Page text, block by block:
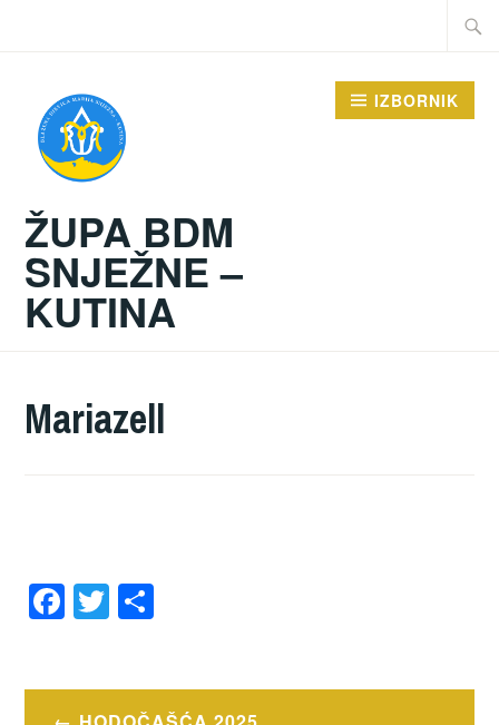
Traži:
ŽUPA BDM
SNJEŽNE –
KUTINA
IZBORNIK
Mariazell
F
a
e
T
wi
er e
Navigacija